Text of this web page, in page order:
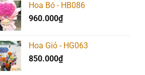
là:
Hoa Bó - HB086
960.000₫
Hoa Giỏ - HG063
850.000₫